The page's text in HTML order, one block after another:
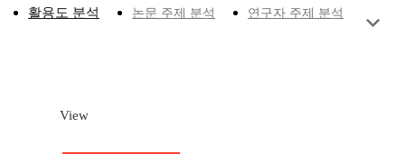
활용도 분석 논문 주제 분석 연구자 주제 분석
View